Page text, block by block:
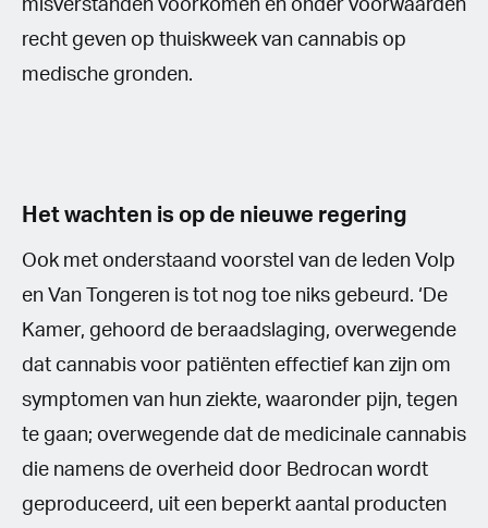
misverstanden voorkomen en onder voorwaarden
recht geven op thuiskweek van cannabis op
medische gronden.
Het wachten is op de nieuwe regering
Ook met onderstaand voorstel van de leden Volp
en Van Tongeren is tot nog toe niks gebeurd. ‘De
Kamer, gehoord de beraadslaging, overwegende
dat cannabis voor patiënten effectief kan zijn om
symptomen van hun ziekte, waaronder pijn, tegen
te gaan; overwegende dat de medicinale cannabis
die namens de overheid door Bedrocan wordt
geproduceerd, uit een beperkt aantal producten